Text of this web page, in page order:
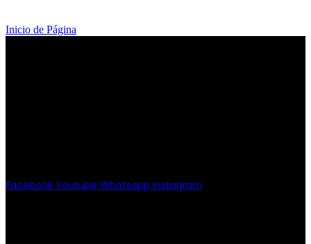
Inicio de Página
Facebook Youtube Whatsapp Instagram